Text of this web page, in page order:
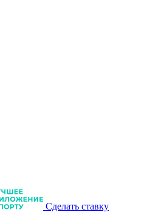
Сделать ставку